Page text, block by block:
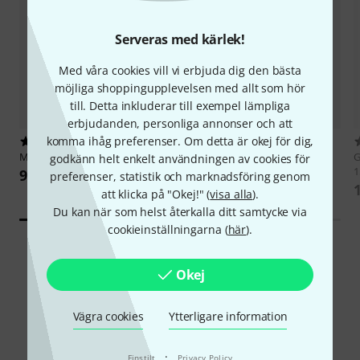
Serveras med kärlek!
Med våra cookies vill vi erbjuda dig den bästa
möjliga shoppingupplevelsen med allt som hör
till. Detta inkluderar till exempel lämpliga
erbjudanden, personliga annonser och att
komma ihåg preferenser. Om detta är okej för dig,
godkänn helt enkelt användningen av cookies för
preferenser, statistik och marknadsföring genom
att klicka på "Okej!" (visa alla).
Du kan när som helst återkalla ditt samtycke via
cookieinställningarna (här).
Okej
Vägra cookies Ytterligare information
Finstilt · Privacy Policy
77
MilleniumLaptop-Arm
959 kr
246
RodePSA1+
1 139 kr
Jämför alternativ